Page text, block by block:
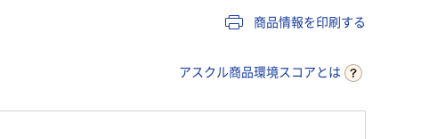
商品情報を印刷する
アスクル商品環境スコアとは